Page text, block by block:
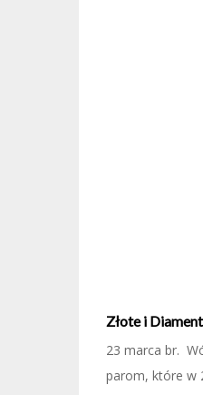
Złote i
23 marca br.
parom, które w